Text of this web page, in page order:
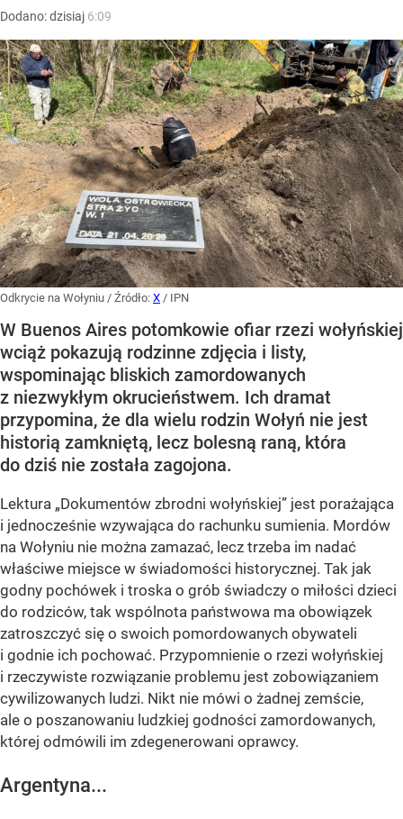
Dodano:dzisiaj 6:09
Odkrycie na Wołyniu / Źródło: X / IPN
W Buenos Aires potomkowie ofiar rzezi wołyńskiej
wciąż pokazują rodzinne zdjęcia i listy,
wspominając bliskich zamordowanych
z niezwykłym okrucieństwem. Ich dramat
przypomina, że dla wielu rodzin Wołyń nie jest
historią zamkniętą, lecz bolesną raną, która
do dziś nie została zagojona.
Lektura „Dokumentów zbrodni wołyńskiej” jest porażająca
i jednocześnie wzywająca do rachunku sumienia. Mordów
na Wołyniu nie można zamazać, lecz trzeba im nadać
właściwe miejsce w świadomości historycznej. Tak jak
godny pochówek i troska o grób świadczy o miłości dzieci
do rodziców, tak wspólnota państwowa ma obowiązek
zatroszczyć się o swoich pomordowanych obywateli
i godnie ich pochować. Przypomnienie o rzezi wołyńskiej
i rzeczywiste rozwiązanie problemu jest zobowiązaniem
cywilizowanych ludzi. Nikt nie mówi o żadnej zemście,
ale o poszanowaniu ludzkiej godności zamordowanych,
której odmówili im zdegenerowani oprawcy.
Argentyna...